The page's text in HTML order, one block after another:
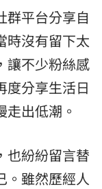
群平台分享自
時沒有留下太
讓不少粉絲感
度分享生活日
出低潮。
也紛紛留言替
。雖然歷經人